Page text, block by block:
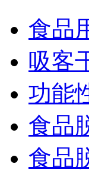
食品
吸客
功能
食品
食品